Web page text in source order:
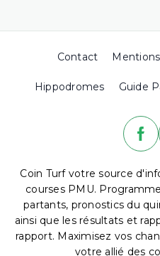
Contact
Hippodromes Guide
Coin Turf votre source
courses PMU.
partants, pronostics du
ainsi que les résultats et
rapport. Maximisez vos
votre allié des